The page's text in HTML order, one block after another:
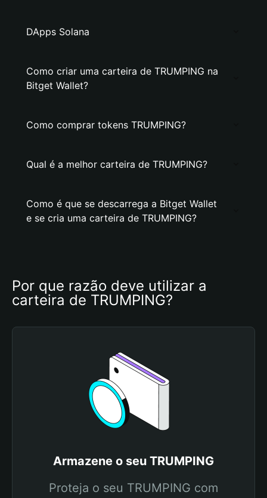
DApps Solana
Como criar uma carteira de TRUMPING na
Bitget Wallet?
Como comprar tokens TRUMPING?
Qual é a melhor carteira de TRUMPING?
Como é que se descarrega a Bitget Wallet
e se cria uma carteira de TRUMPING?
Por que razão deve utilizar a
carteira de TRUMPING?
Armazene o seu TRUMPING
Proteja o seu TRUMPING com